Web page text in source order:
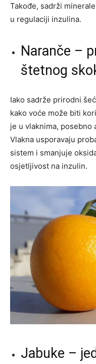
Takođe, sadrži
u regulaciji inzulina.
Naranče –
štetnog
Iako sadrže prirodni
kako voće može biti
je u vlaknima, posebno
Vlakna usporavaju
sistem i smanjuje
osjetljivost na inzulin.
Jabuke –